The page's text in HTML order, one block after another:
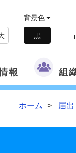
背景色
報 組
ホーム 届出